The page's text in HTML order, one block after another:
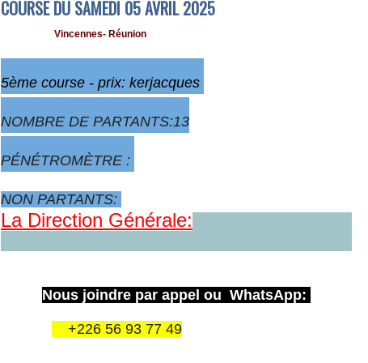
COURSE DU SAMEDI 05 AVRIL 2025
Vincennes- Réunion
5ème course - prix: kerjacques
NOMBRE DE PARTANTS:13
PÉNÉTROMÈTRE :
NON PARTANTS:
La Direction Générale:
Nous joindre par appel ou WhatsApp:
+226 56 93 77 49